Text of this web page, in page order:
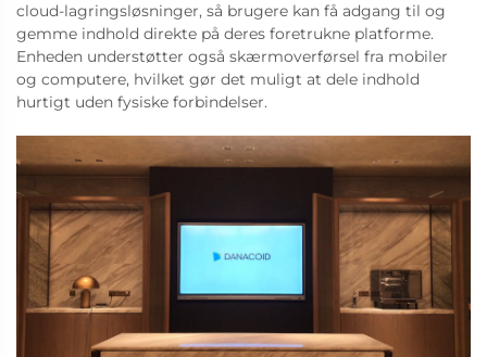
cloud-lagringsløsninger, så brugere kan få adgang til og
gemme indhold direkte på deres foretrukne platforme.
Enheden understøtter også skærmoverførsel fra mobiler
og computere, hvilket gør det muligt at dele indhold
hurtigt uden fysiske forbindelser.